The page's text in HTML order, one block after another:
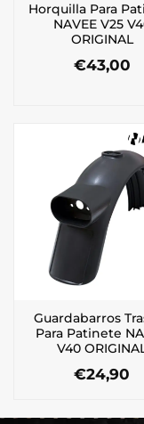
Horquilla Para
NAVEE V25
ORIGINAL
€43,00
Guardabarros
Para Patinete
V40
€24,90